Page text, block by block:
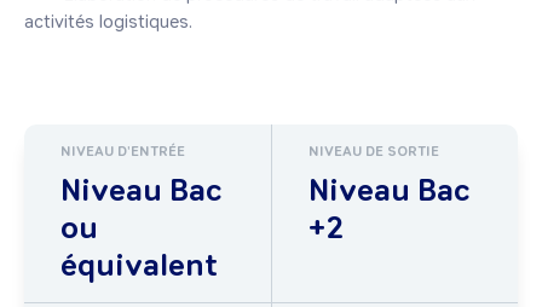
activités logistiques.
NIVEAU D'ENTRÉE
Niveau Bac
ou
équivalent
NIVEAU DE SORTIE
Niveau Bac
+2